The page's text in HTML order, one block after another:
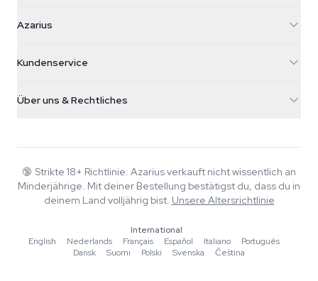
Galvaniweg 11
Nederland
+31(0)204897914
Azarius
Smokeshop
Kundenservice
FAQ
Datenschutzrichtlinie
Über uns & Rechtliches
Wiki
Blog
Musik
Redaktionelle Standards
Tools & Rechner
🔞 Strikte 18+ Richtlinie. Azarius verkauft nicht wissentlich an
Minderjährige. Mit deiner Bestellung bestätigst du, dass du in
deinem Land volljährig bist. Unsere Altersrichtlinie
International
English
·Nederlands ·Français ·Español ·Italiano ·Português
·
Dansk
·Suomi ·Polski ·Svenska ·Čeština